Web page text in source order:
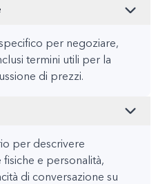
per negoziare,
termini utili per la
di prezzi.
per descrivere
e personalità,
di conversazione su